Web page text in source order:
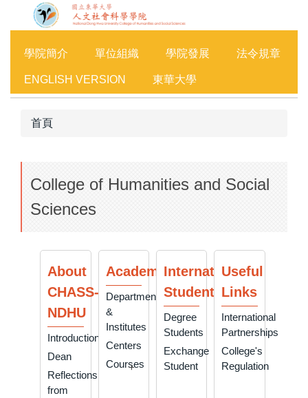
容
學院簡介 單位組織 學院發展 法令規章
ENGLISH VERSION 東華大學
首頁
College of Humanities and Social
Sciences
About
CHASS-
NDHU
Introduction
Dean
Reflections
from
Academics
Departments
&
Institutes
Centers
Courses
+
International
Student
Degree
Students
Exchange
Student
Useful
Links
International
Partnerships
College's
Regulation